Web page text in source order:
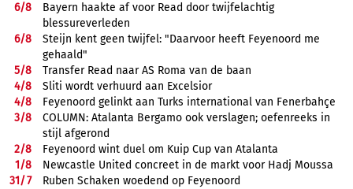
6/8
Bayern haakte af voor Read door twijfelachtig
blessureverleden
6/8
Steijn kent geen twijfel: "Daarvoor heeft Feyenoord me
gehaald"
5/8
Transfer Read naar AS Roma van de baan
4/8
Sliti wordt verhuurd aan Excelsior
4/8
Feyenoord gelinkt aan Turks international van Fenerbahçe
3/8
COLUMN: Atalanta Bergamo ook verslagen; oefenreeks in
stijl afgerond
2/8
Feyenoord wint duel om Kuip Cup van Atalanta
1/8
Newcastle United concreet in de markt voor Hadj Moussa
31/7
Ruben Schaken woedend op Feyenoord